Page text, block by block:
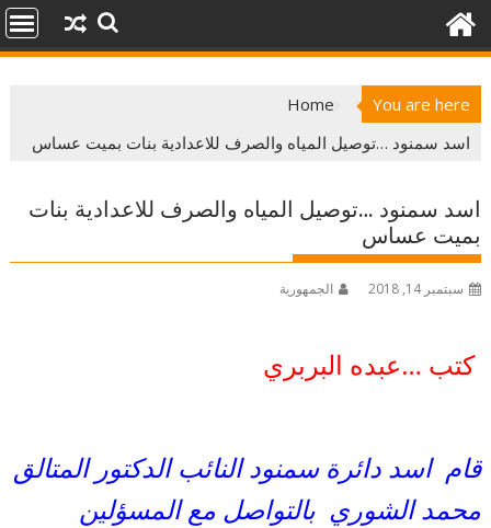
You are here
Home
اسد سمنود …توصيل المياه والصرف للاعدادية بنات بميت عساس
اسد سمنود …توصيل المياه والصرف للاعدادية بنات
بميت عساس
سبتمبر 14, 2018 الجمهورية
كتب …عبده البربري
قام اسد دائرة سمنود النائب الدكتور المتالق
محمد الشوري بالتواصل مع المسؤلين